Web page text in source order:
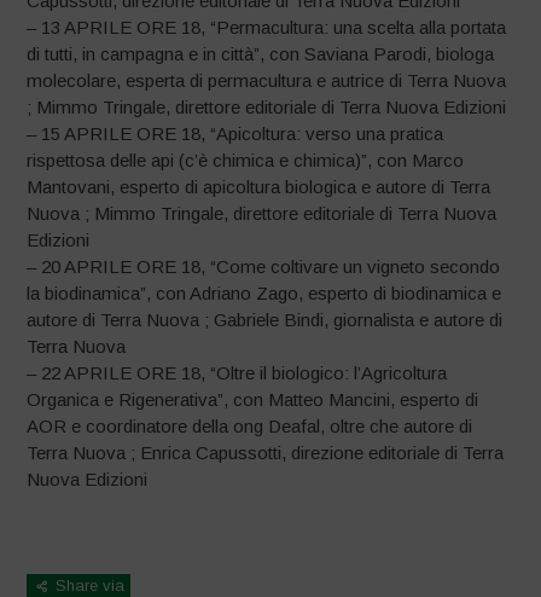
– 13 APRILE ORE 18, “Permacultura: una scelta alla portata
di tutti, in campagna e in città”, con Saviana Parodi, biologa
molecolare, esperta di permacultura e autrice di Terra Nuova
; Mimmo Tringale, direttore editoriale di Terra Nuova Edizioni
– 15 APRILE ORE 18, “Apicoltura: verso una pratica
rispettosa delle api (c’è chimica e chimica)”, con Marco
Mantovani, esperto di apicoltura biologica e autore di Terra
Nuova ; Mimmo Tringale, direttore editoriale di Terra Nuova
Edizioni
– 20 APRILE ORE 18, “Come coltivare un vigneto secondo
la biodinamica”, con Adriano Zago, esperto di biodinamica e
autore di Terra Nuova ; Gabriele Bindi, giornalista e autore di
Terra Nuova
– 22 APRILE ORE 18, “Oltre il biologico: l’Agricoltura
Organica e Rigenerativa”, con Matteo Mancini, esperto di
AOR e coordinatore della ong Deafal, oltre che autore di
Terra Nuova ; Enrica Capussotti, direzione editoriale di Terra
Nuova Edizioni
Share via